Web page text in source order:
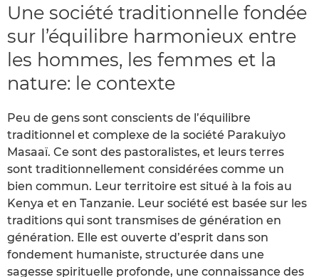
Une société traditionnelle fondée
sur l’équilibre harmonieux entre
les hommes, les femmes et la
nature: le contexte
Peu de gens sont conscients de l’équilibre
traditionnel et complexe de la société Parakuiyo
Masaaï. Ce sont des pastoralistes, et leurs terres
sont traditionnellement considérées comme un
bien commun. Leur territoire est situé à la fois au
Kenya et en Tanzanie. Leur société est basée sur les
traditions qui sont transmises de génération en
génération. Elle est ouverte d’esprit dans son
fondement humaniste, structurée dans une
sagesse spirituelle profonde, une connaissance des